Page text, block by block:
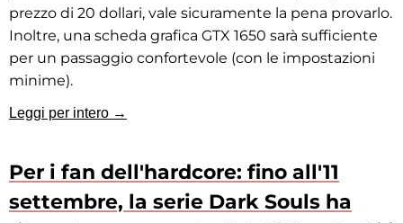
prezzo di 20 dollari, vale sicuramente la pena provarlo.
Inoltre, una scheda grafica GTX 1650 sarà sufficiente
per un passaggio confortevole (con le impostazioni
minime).
Leggi per intero →
Per i fan dell'hardcore: fino all'11
settembre, la serie Dark Souls ha